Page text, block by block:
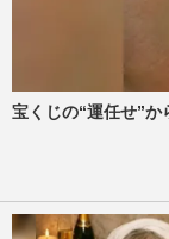
宝くじの“運任せ”か